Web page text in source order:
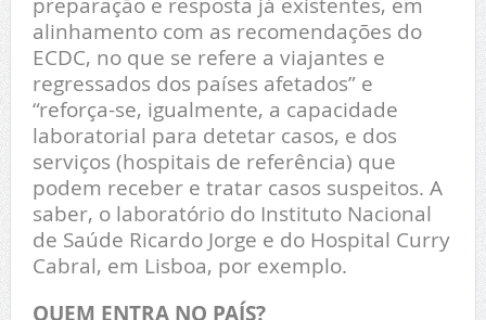
alinhamento com as recomendações do
ECDC, no que se refere a viajantes e
regressados dos países afetados” e
“reforça-se, igualmente, a capacidade
laboratorial para detetar casos, e dos
serviços (hospitais de referência) que
podem receber e tratar casos suspeitos. A
saber, o laboratório do Instituto Nacional
de Saúde Ricardo Jorge e do Hospital Curry
Cabral, em Lisboa, por exemplo.
QUEM ENTRA NO PAÍS?